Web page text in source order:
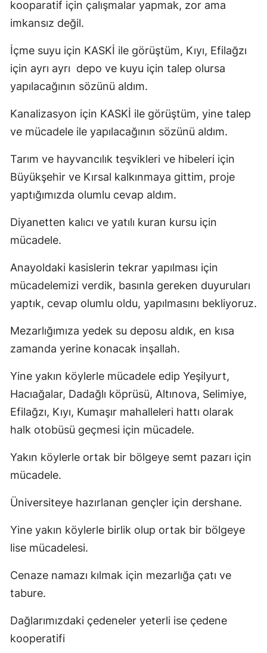
kooparatif için çalışmalar yapmak, zor ama
imkansız değil.
İçme suyu için KASKİ ile görüştüm, Kıyı, Efilağzı
için ayrı ayrı depo ve kuyu için talep olursa
yapılacağının sözünü aldım.
Kanalizasyon için KASKİ ile görüştüm, yine talep
ve mücadele ile yapılacağının sözünü aldım.
Tarım ve hayvancılık teşvikleri ve hibeleri için
Büyükşehir ve Kırsal kalkınmaya gittim, proje
yaptığımızda olumlu cevap aldım.
Diyanetten kalıcı ve yatılı kuran kursu için
mücadele.
Anayoldaki kasislerin tekrar yapılması için
mücadelemizi verdik, basınla gereken duyuruları
yaptık, cevap olumlu oldu, yapılmasını bekliyoruz.
Mezarlığımıza yedek su deposu aldık, en kısa
zamanda yerine konacak inşallah.
Yine yakın köylerle mücadele edip Yeşilyurt,
Hacıağalar, Dadağlı köprüsü, Altınova, Selimiye,
Efilağzı, Kıyı, Kumaşır mahalleleri hattı olarak
halk otobüsü geçmesi için mücadele.
Yakın köylerle ortak bir bölgeye semt pazarı için
mücadele.
Üniversiteye hazırlanan gençler için dershane.
Yine yakın köylerle birlik olup ortak bir bölgeye
lise mücadelesi.
Cenaze namazı kılmak için mezarlığa çatı ve
tabure.
Dağlarımızdaki çedeneler yeterli ise çedene
kooperatifi